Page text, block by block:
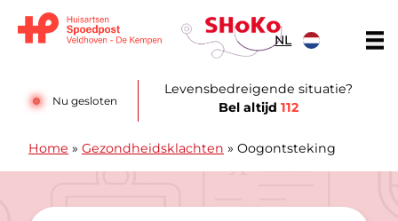
NL
Nu gesloten
Levensbedreigende situatie?
Bel altijd112
Home » Gezondheidsklachten » Oogontsteking